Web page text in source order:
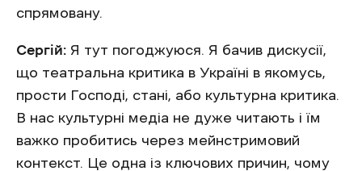
спрямовану.
Сергій: Я тут погоджуюся. Я бачив дискусії,
що театральна критика в Україні в якомусь,
прости Господі, стані, або культурна критика.
В нас культурні медіа не дуже читають і їм
важко пробитись через мейнстримовий
контекст. Це одна із ключових причин, чому